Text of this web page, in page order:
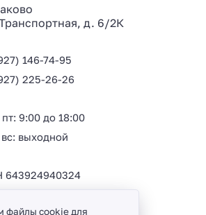
д. 6/2К
146-74-95
225-26-26
9:00 до 18:00
выходной
643924940324
файлы cookie для